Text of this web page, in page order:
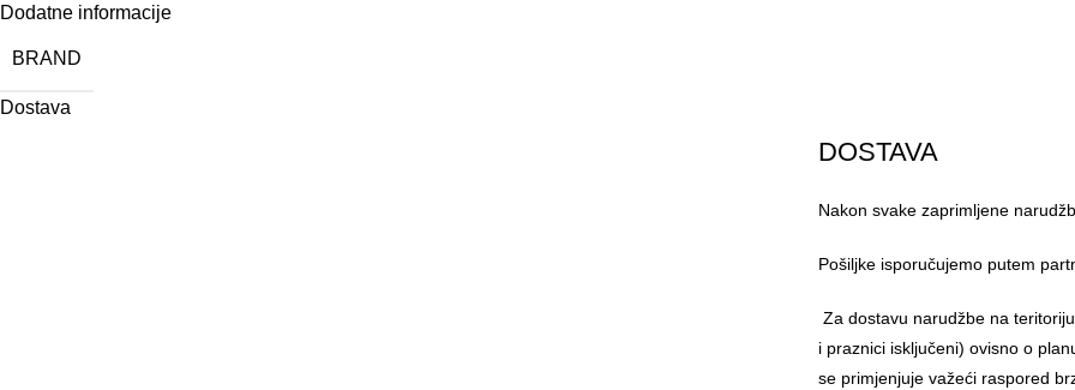
Dodatne informacije
BRAND
Dostava
DOSTAVA
Nakon svake zaprimljene
Pošiljke isporučujemo putem
Za dostavu narudžbe na
i praznici isključeni) ovisno o
se primjenjuje važeći raspored